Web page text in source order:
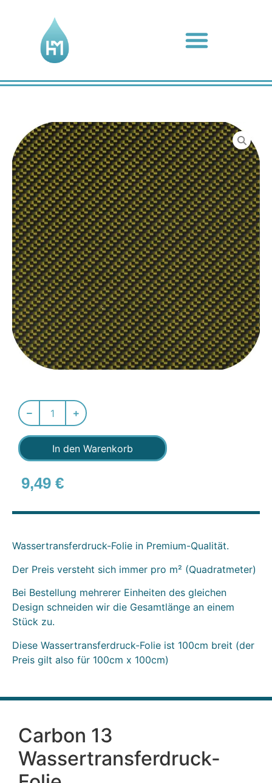
In den Warenkorb
9,49 €
Wassertransferdruck-Folie in Premium-Qualität.
Der Preis versteht sich immer pro m² (Quadratmeter)
Bei Bestellung mehrerer Einheiten des gleichen
Design schneiden wir die Gesamtlänge an einem
Stück zu.
Diese Wassertransferdruck-Folie ist 100cm breit (der
Preis gilt also für 100cm x 100cm)
Carbon 13
Wassertransferdruck-